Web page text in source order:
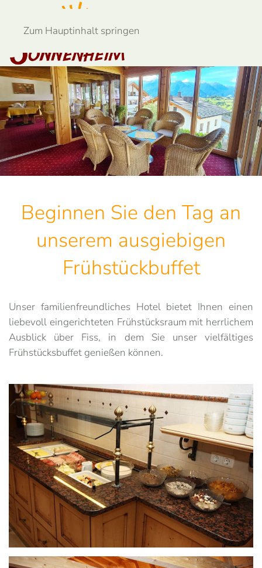
Zum Hauptinhalt springen
Beginnen Sie den Tag an
unserem ausgiebigen
Frühstückbuffet
Unser familienfreundliches Hotel bietet Ihnen einen
liebevoll eingerichteten Frühstücksraum mit herrlichem
Ausblick über Fiss, in dem Sie unser vielfältiges
Frühstücksbuffet genießen können.